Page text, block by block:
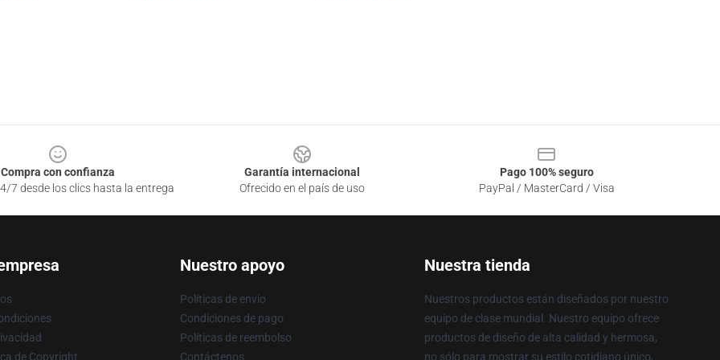
Compra con confianza
7 desde los clics hasta la entrega
Garantía internacional
Ofrecido en el país de uso
Pago 100% seguro
PayPal / MasterCard / Visa
de Copyright
Nuestro apoyo
Políticas de envío
Condiciones de pago
Políticas de reembolso
Contáctenos
Nuestra tienda
Nuestros productos están diseñados por nuestro
equipo de clase mundial. Nuestro equipo ofrece
productos de diseño de alta calidad y hermosa,
no sólo para mostrar su estilo cotidiano único,